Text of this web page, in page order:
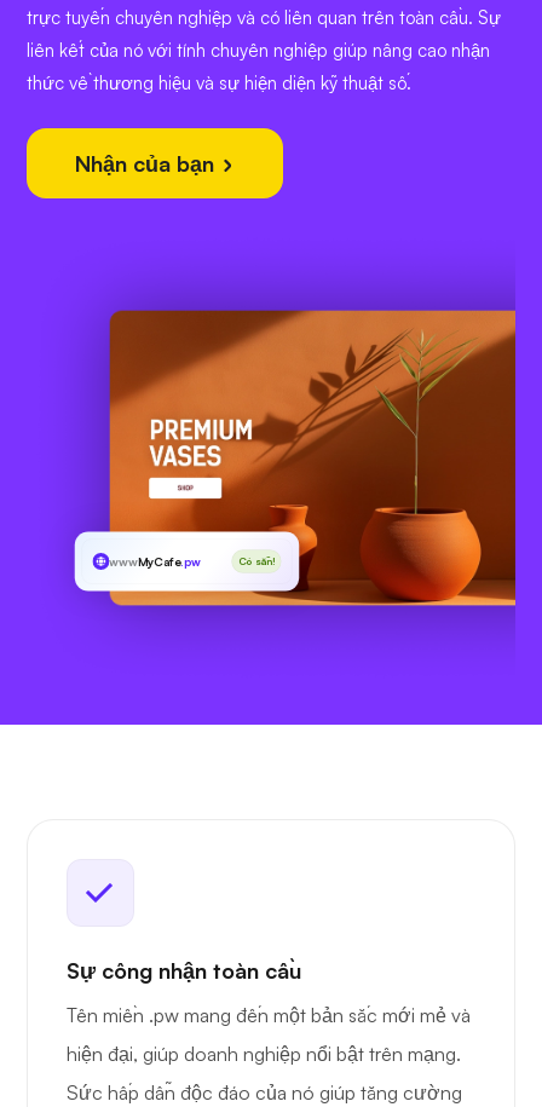
trực tuyến chuyên nghiệp và có liên quan trên toàn cầu. Sự
liên kết của nó với tính chuyên nghiệp giúp nâng cao nhận
thức về thương hiệu và sự hiện diện kỹ thuật số.
Nhận của bạn
wwwMyCafe.pw Có sẵn!
Sự công nhận toàn cầu
Tên miền .pw mang đến một bản sắc mới mẻ và
hiện đại, giúp doanh nghiệp nổi bật trên mạng.
Sức hấp dẫn độc đáo của nó giúp tăng cường